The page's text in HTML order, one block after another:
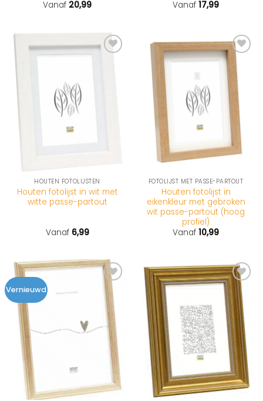
Gewaardeerd
Vanaf 20,99
Gewaardeerd
Vanaf 17,99
HOUTEN FOTOLIJSTEN
Houten fotolijst in wit met
witte passe-partout
Vanaf 6,99
FOTOLIJST MET PASSE-PARTOUT
Houten fotolijst in
eikenkleur met gebroken
wit passe-partout (hoog
profiel)
Vanaf 10,99
Vernieuwd